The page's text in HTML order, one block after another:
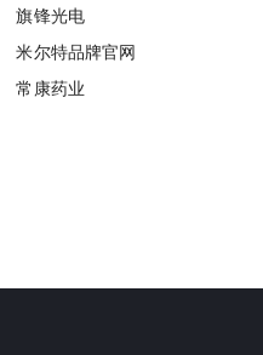
旗锋光电
米尔特品牌官网
常康药业